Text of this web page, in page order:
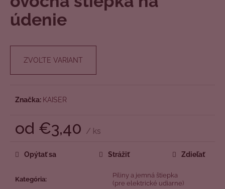
z
hviezdičiek.
údenie
ZVOĽTE VARIANT
Značka: KAISER
od €3,40 / ks
cena:
Kategória:
Piliny a jemná štiepka
(pre elektrické udiarne)
Opýtať sa Strážiť Zdieľať
a
m